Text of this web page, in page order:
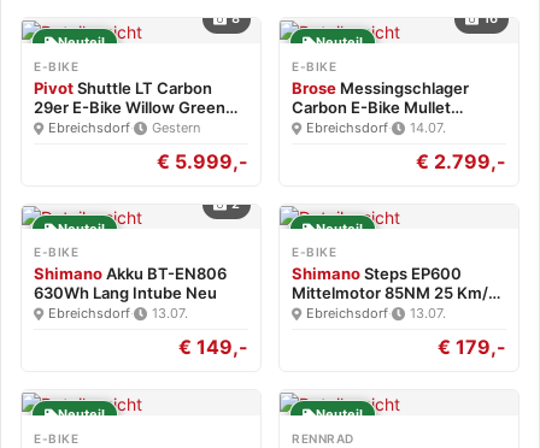
8
Neuteil
E-BIKE
PivotShuttle LT Carbon
29er E-Bike Willow Green…
Ebreichsdorf· Gestern
€ 5.999,-
16
Neuteil
E-BIKE
Brose Messingschlager
Carbon E-Bike Mullet
Brose…
Ebreichsdorf· 14.07.
€ 2.799,-
2
Neuteil
E-BIKE
ShimanoAkku BT-EN806
630Wh Lang Intube Neu
Ebreichsdorf· 13.07.
€ 149,-
Neuteil
E-BIKE
ShimanoSteps EP600
Mittelmotor 85NM 25 Km/h
NeuEbreichsdorf· 13.07.
€ 179,-
Neuteil
E-BIKE
Neuteil
RENNRAD